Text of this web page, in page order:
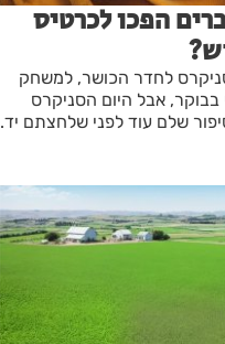
הפכו לכרטיס
לחדר הכושר, למשחק
בבוקר, אבל היום הסניקרס
שלם עוד לפני שלחצתם יד.